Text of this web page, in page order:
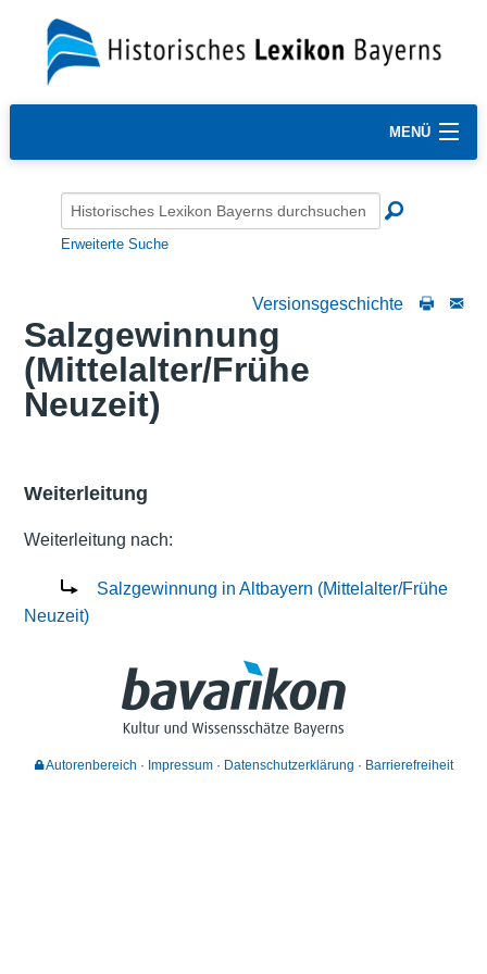
MENÜ
Erweiterte Suche
Versionsgeschichte
Salzgewinnung
(Mittelalter/Frühe
Neuzeit)
Weiterleitung
Weiterleitung nach:
Salzgewinnung in Altbayern (Mittelalter/Frühe
Neuzeit)
Autorenbereich Impressum Datenschutzerklärung Barrierefreiheit